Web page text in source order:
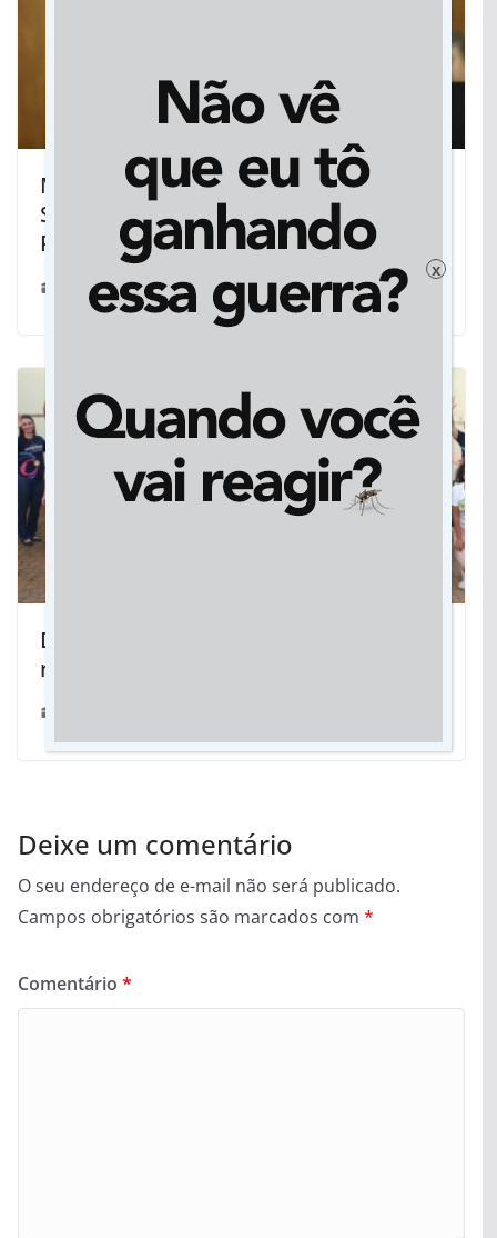
Max Russi cobra reativação da
Superintendência de Políticas de
Promoção de Igualdade Racial de MT
19/09/2019
Dia da Consciência Negra: Cassems
realizou atividades para colaboradores
Deixe um comentário
O seu endereço de e-mail não será publicado.
Campos obrigatórios são marcados com *
Comentário *
x